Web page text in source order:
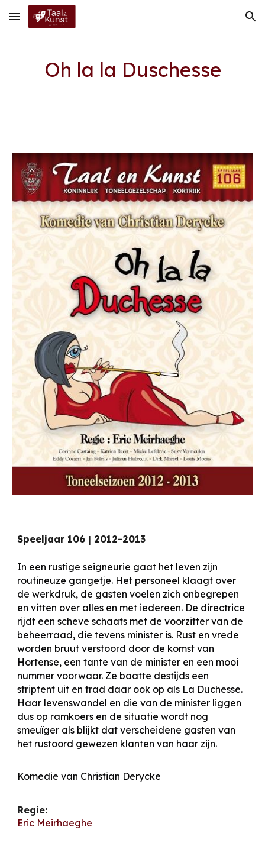
Skip to main content Skip to navigation
Oh la la Duschesse
Speeljaar 106 | 2012-2013
In een rustige seigneurie gaat het leven zijn
routineuze gangetje. Het personeel klaagt over
de werkdruk, de gasten voelen zich onbegrepen
en vitten over alles en met iedereen. De directrice
rijdt een scheve schaats met de voorzitter van de
beheerraad, die tevens minister is. Rust en vrede
worden bruut verstoord door de komst van
Hortense, een tante van de minister en een mooi
nummer voorwaar. Ze baatte destijds een
striptent uit en trad daar ook op als La Duchesse.
Haar levenswandel en die van de minister liggen
dus op ramkoers en de situatie wordt nog
smeuïger als blijkt dat verscheidene gasten van
het rustoord gewezen klanten van haar zijn.
Komedie van Christian Derycke
Regie:
Eric Meirhaeghe